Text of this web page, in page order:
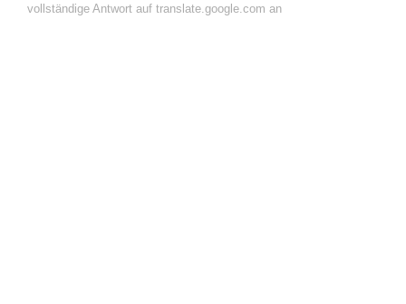
vollständige Antwort auf translate.google.com an